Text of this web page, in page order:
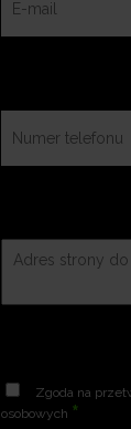
Zgoda na
osobowych *